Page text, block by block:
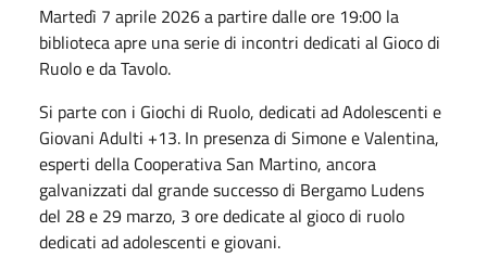
Martedì 7 aprile 2026 a partire dalle ore 19:00 la
biblioteca apre una serie di incontri dedicati al Gioco di
Ruolo e da Tavolo.
Si parte con i Giochi di Ruolo, dedicati ad Adolescenti e
Giovani Adulti +13. In presenza di Simone e Valentina,
esperti della Cooperativa San Martino, ancora
galvanizzati dal grande successo di Bergamo Ludens
del 28 e 29 marzo, 3 ore dedicate al gioco di ruolo
dedicati ad adolescenti e giovani.